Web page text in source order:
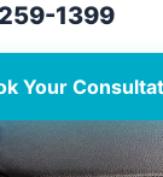
1399
Your